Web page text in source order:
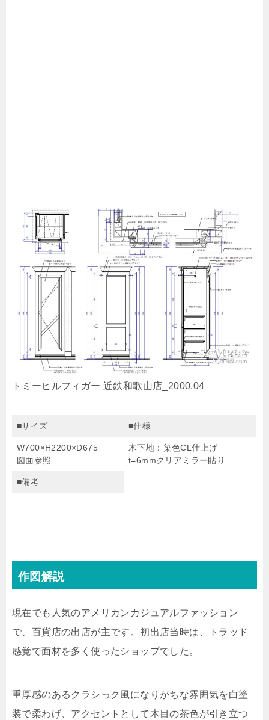
トミーヒルフィガー 近鉄和歌山店_2000.04
■サイズ ■仕様
W700×H2200×D675
図面参照
木下地：染色CL仕上げ
t=6mmクリアミラー貼り
■備考
作図解説
現在でも人気のアメリカンカジュアルファッション
で、百貨店の出店が主です。初出店当時は、トラッド
感覚で面材を多く使ったショップでした。
重厚感のあるクラシっク風になりがちな雰囲気を白塗
装で柔わげ、アクセントとして木目の茶色が引き立つ